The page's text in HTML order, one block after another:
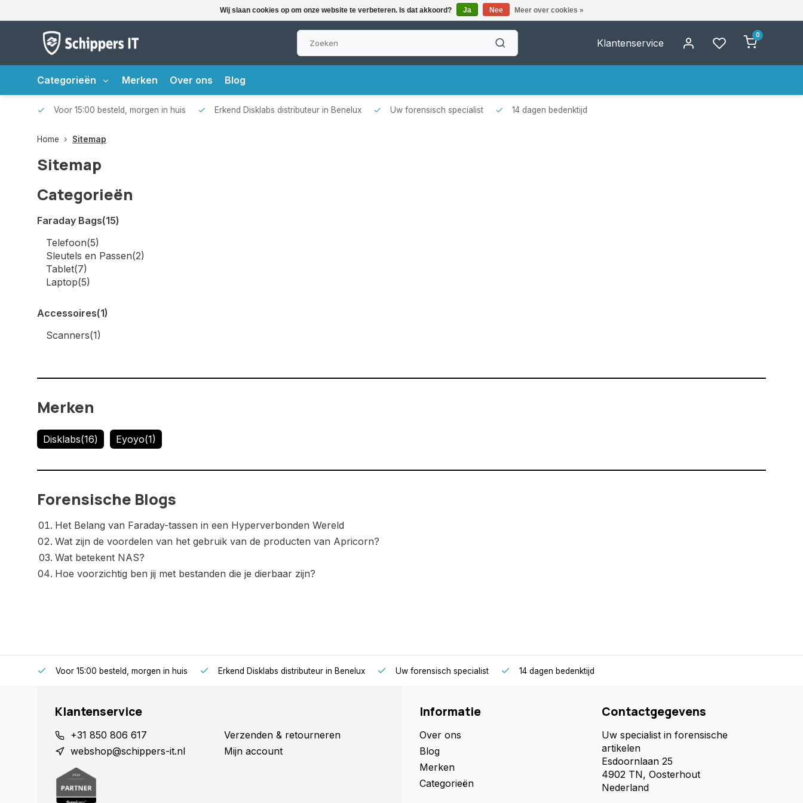
Klantenservice
0
Categorieën Merken Over ons Blog
Voor 15:00 besteld, morgen in huis Erkend Disklabs distributeur in Benelux Uw forensisch specialist 14 dagen bedenktijd
Home Sitemap
Sitemap
Categorieën
Faraday Bags(15)
Telefoon(5)
Sleutels en Passen(2)
Tablet(7)
Laptop(5)
Accessoires(1)
Scanners(1)
Merken
Disklabs(16) Eyoyo(1)
Forensische Blogs
Het Belang van Faraday-tassen in een Hyperverbonden Wereld
Wat zijn de voordelen van het gebruik van de producten van Apricorn?
Wat betekent NAS?
Hoe voorzichtig ben jij met bestanden die je dierbaar zijn?
Voor 15:00 besteld, morgen in huis Erkend Disklabs distributeur in Benelux Uw forensisch specialist 14 dagen bedenktijd
Klantenservice
+31 850 806 617
webshop@schippers-it.nl
Verzenden & retourneren
Mijn account
Informatie
Over ons
Blog
Merken
Categorieën
Contactgegevens
Uw specialist in forensische
artikelen
Esdoornlaan 25
4902 TN, Oosterhout
Nederland
Wij slaan cookies op om onze website te verbeteren. Is dat akkoord? Ja Nee Meer over cookies »